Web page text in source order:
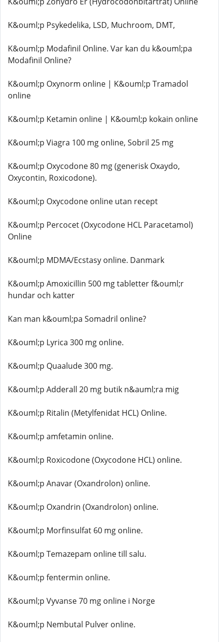
K&ouml;p Psykedelika, LSD, Muchroom, DMT,
K&ouml;p Modafinil Online. Var kan du k&ouml;pa
Modafinil Online?
K&ouml;p Oxynorm online | K&ouml;p Tramadol
online
K&ouml;p Ketamin online | K&ouml;p kokain online
K&ouml;p Viagra 100 mg online, Sobril 25 mg
K&ouml;p Oxycodone 80 mg (generisk Oxaydo,
Oxycontin, Roxicodone).
K&ouml;p Oxycodone online utan recept
K&ouml;p Percocet (Oxycodone HCL Paracetamol)
Online
K&ouml;p MDMA/Ecstasy online. Danmark
K&ouml;p Amoxicillin 500 mg tabletter f&ouml;r
hundar och katter
Kan man k&ouml;pa Somadril online?
K&ouml;p Lyrica 300 mg online.
K&ouml;p Quaalude 300 mg.
K&ouml;p Adderall 20 mg butik n&auml;ra mig
K&ouml;p Ritalin (Metylfenidat HCL) Online.
K&ouml;p amfetamin online.
K&ouml;p Roxicodone (Oxycodone HCL) online.
K&ouml;p Anavar (Oxandrolon) online.
K&ouml;p Oxandrin (Oxandrolon) online.
K&ouml;p Morfinsulfat 60 mg online.
K&ouml;p Temazepam online till salu.
K&ouml;p fentermin online.
K&ouml;p Vyvanse 70 mg online i Norge
K&ouml;p Nembutal Pulver online.